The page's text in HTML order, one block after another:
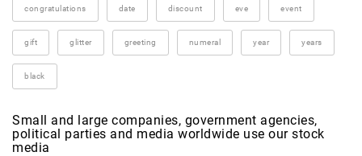
congratulations date discount eve event
gift glitter greeting numeral year years
black
Small and large companies, government agencies,
political parties and media worldwide use our stock
media